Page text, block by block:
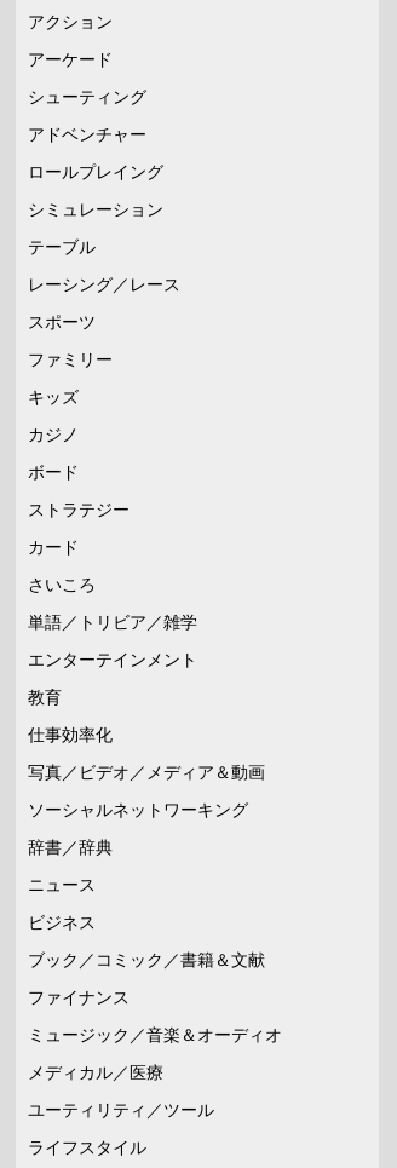
アクション
アーケード
シューティング
アドベンチャー
ロールプレイング
シミュレーション
テーブル
レーシング／レース
スポーツ
ファミリー
キッズ
カジノ
ボード
ストラテジー
カード
さいころ
単語／トリビア／雑学
エンターテインメント
教育
仕事効率化
写真／ビデオ／メディア＆動画
ソーシャルネットワーキング
辞書／辞典
ニュース
ビジネス
ブック／コミック／書籍＆文献
ファイナンス
ミュージック／音楽＆オーディオ
メディカル／医療
ユーティリティ／ツール
ライフスタイル